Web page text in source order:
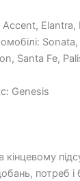
Accent, Elantra,
Santa Fe,
Genesis
кінцевому
потреб